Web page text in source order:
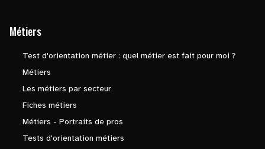
Métiers
Test d'orientation métier : quel métier est fait pour moi ?
Métiers
Les métiers par secteur
Fiches métiers
Métiers - Portraits de pros
Tests d'orientation métiers